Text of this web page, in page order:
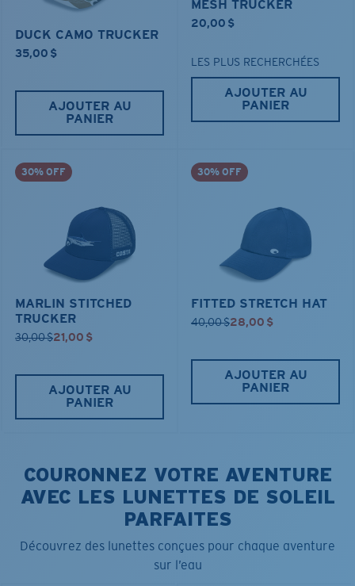
DUCK CAMO TRUCKER
35,00 $
AJOUTER AU
PANIER
MESH TRUCKER
20,00 $
LES PLUS RECHERCHÉES
AJOUTER AU
PANIER
30% OFF
MARLIN STITCHED
TRUCKER
30,00 $21,00 $
AJOUTER AU
PANIER
30% OFF
FITTED STRETCH HAT
40,00 $28,00 $
AJOUTER AU
PANIER
COURONNEZ VOTRE AVENTURE
AVEC LES LUNETTES DE SOLEIL
PARFAITES
Découvrez des lunettes conçues pour chaque aventure
sur l’eau